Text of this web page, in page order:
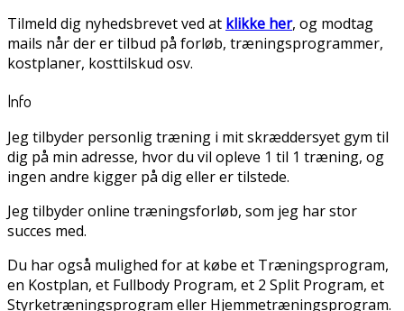
Tilmeld dig nyhedsbrevet ved at klikke her, og modtag
mails når der er tilbud på forløb, træningsprogrammer,
kostplaner, kosttilskud osv.
Info
Jeg tilbyder personlig træning i mit skræddersyet gym til
dig på min adresse, hvor du vil opleve 1 til 1 træning, og
ingen andre kigger på dig eller er tilstede.
Jeg tilbyder online træningsforløb, som jeg har stor
succes med.
Du har også mulighed for at købe et Træningsprogram,
en Kostplan, et Fullbody Program, et 2 Split Program, et
Styrketræningsprogram eller Hjemmetræningsprogram.